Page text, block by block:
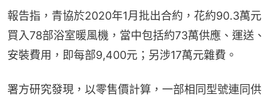
報告指，青協於2020年1月批出合約，花約90.3萬元
買入78部浴室暖風機，當中包括約73萬供應、運送、
安裝費用，即每部9,400元；另涉17萬元雜費。
署方研究發現，以零售價計算，一部相同型號連同供